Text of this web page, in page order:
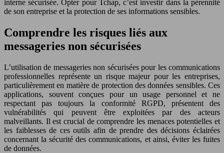
interne sécurisée. Opter pour Tchap, c’est investir dans la pérennité
de son entreprise et la protection de ses informations sensibles.
Comprendre les risques liés aux
messageries non sécurisées
L’utilisation de messageries non sécurisées pour les communications
professionnelles représente un risque majeur pour les entreprises,
particulièrement en matière de protection des données sensibles. Ces
applications, souvent conçues pour un usage personnel et ne
respectant pas toujours la conformité RGPD, présentent des
vulnérabilités qui peuvent être exploitées par des acteurs
malveillants. Il est crucial de comprendre les menaces potentielles et
les faiblesses de ces outils afin de prendre des décisions éclairées
concernant la sécurité des communications, et ainsi, éviter les fuites
de données.